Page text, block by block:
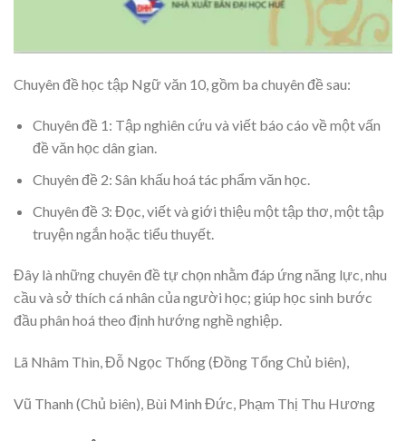
Chuyên đề học tập Ngữ văn 10, gồm ba chuyên đề sau:
Chuyên đề 1: Tập nghiên cứu và viết báo cáo về một vấn
đề văn học dân gian.
Chuyên đề 2: Sân khấu hoá tác phẩm văn học.
Chuyên đề 3: Đọc, viết và giới thiệu một tập thơ, một tập
truyện ngắn hoặc tiểu thuyết.
Đây là những chuyên đề tự chọn nhằm đáp ứng năng lực, nhu
cầu và sở thích cá nhân của người học; giúp học sinh bước
đầu phân hoá theo định hướng nghề nghiệp.
Lã Nhâm Thìn, Đỗ Ngọc Thống (Đồng Tổng Chủ biên),
Vũ Thanh (Chủ biên), Bùi Minh Đức, Phạm Thị Thu Hương